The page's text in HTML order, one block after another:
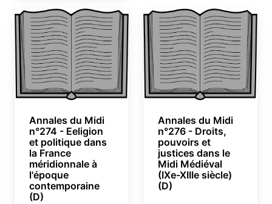
Annales du Midi
n°274 - Eeligion
et politique dans
la France
méridionnale à
l'époque
contemporaine
(D)
Annales du Midi
n°276 - Droits,
pouvoirs et
justices dans le
Midi Médiéval
(IXe-XIIIe siècle)
(D)